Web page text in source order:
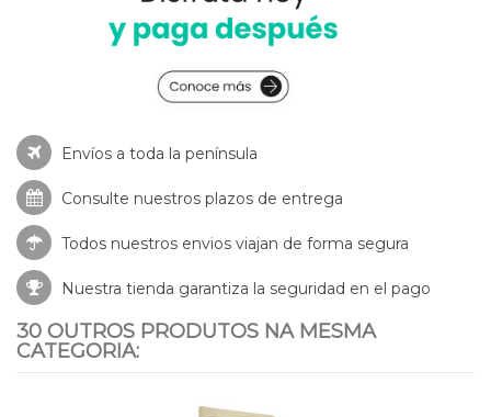
Envíos a toda la península
Consulte nuestros plazos de entrega
Todos nuestros envios viajan de forma segura
Nuestra tienda garantiza la seguridad en el pago
30 OUTROS PRODUTOS NA MESMA
CATEGORIA: